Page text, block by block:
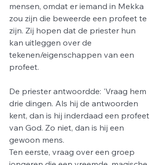
mensen, omdat er iemand in Mekka
zou zijn die beweerde een profeet te
zijn. Zij hopen dat de priester hun
kan uitleggen over de
tekenen/eigenschappen van een
profeet.
De priester antwoordde: 'Vraag hem
drie dingen. Als hij de antwoorden
kent, dan is hij inderdaad een profeet
van God. Zo niet, dan is hij een
gewoon mens.
Ten eerste, vraag over een groep